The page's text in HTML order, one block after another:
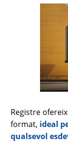
Registre
format, ideal
qualsevol